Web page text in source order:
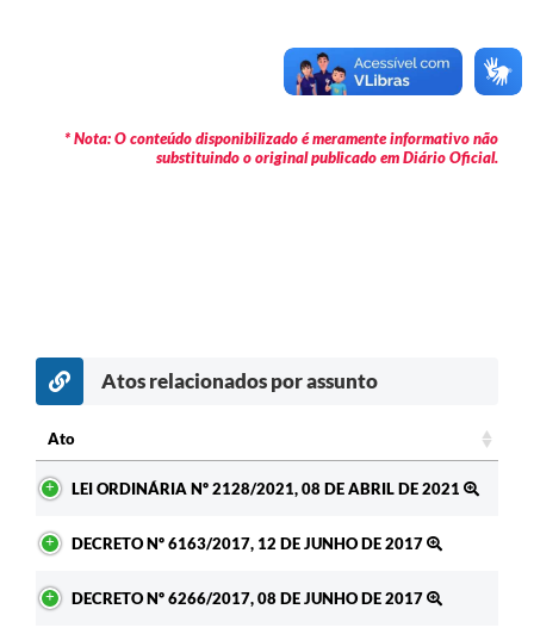
* Nota: O conteúdo disponibilizado é meramente informativo não
substituindo o original publicado em Diário Oficial.
Atos relacionados por assunto
Ato
LEI ORDINÁRIA Nº 2128/2021, 08 DE ABRIL DE 2021
DECRETO Nº 6163/2017, 12 DE JUNHO DE 2017
DECRETO Nº 6266/2017, 08 DE JUNHO DE 2017